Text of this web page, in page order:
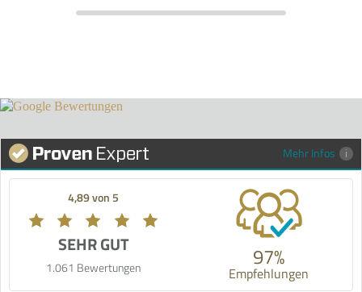
Mehr Infos
4,89 von 5
SEHR GUT
1.061 Bewertungen 97%
Empfehlungen